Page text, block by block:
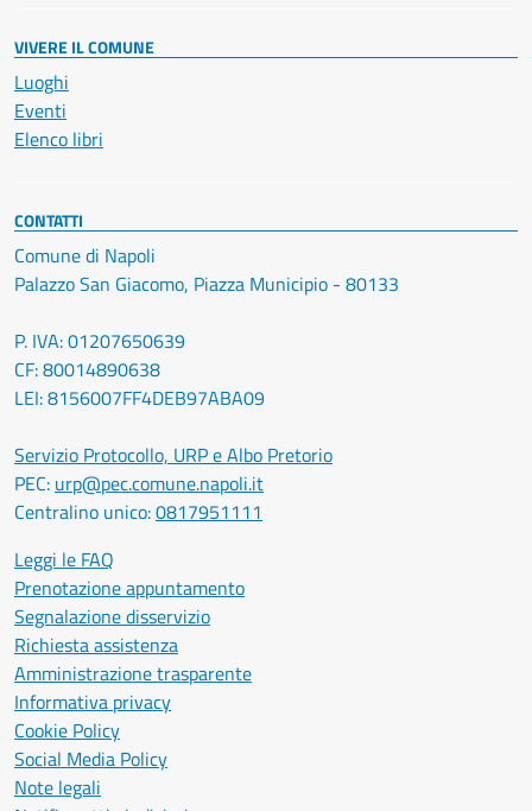
VIVERE IL COMUNE
Luoghi
Eventi
Elenco libri
CONTATTI
Comune di Napoli
Palazzo San Giacomo, Piazza Municipio - 80133
P. IVA: 01207650639
CF: 80014890638
LEI: 8156007FF4DEB97ABA09
Servizio Protocollo, URP e Albo Pretorio
PEC: urp@pec.comune.napoli.it
Centralino unico:0817951111
Leggi le FAQ
Prenotazione appuntamento
Segnalazione disservizio
Richiesta assistenza
Amministrazione trasparente
Informativa privacy
Cookie Policy
Social Media Policy
Note legali